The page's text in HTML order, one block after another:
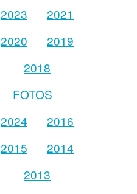
2023
2021
2020
2019
2018
FOTOS
2024
2016
2015
2014
2013